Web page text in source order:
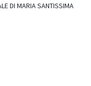
DI MARIA SANTISSIMA